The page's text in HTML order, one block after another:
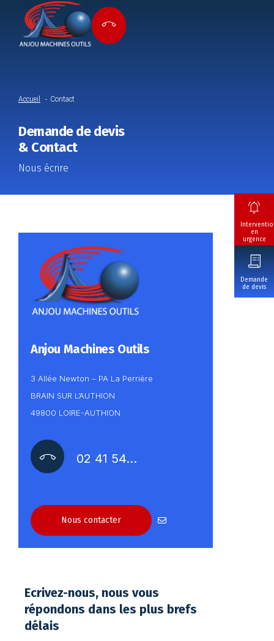
en
urgence
Demande
de devis
Accueil Contact
Demande de devis
& Contact
Nous écrire
Anjou Machines Outils
3 Allée Newton – PA La Perrière
BRAIN SUR L’AUTHION
49800 LOIRE-AUTHION
02 41 54…
Nous contacter
Ecrivez-nous, nous vous
répondons dans les plus brefs
délais